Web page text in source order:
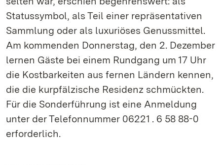
Statussymbol, als Teil einer repräsentativen
Sammlung oder als luxuriöses Genussmittel.
Am kommenden Donnerstag, den 2. Dezember
lernen Gäste bei einem Rundgang um 17 Uhr
die Kostbarkeiten aus fernen Ländern kennen,
die die kurpfälzische Residenz schmückten.
Für die Sonderführung ist eine Anmeldung
unter der Telefonnummer 06221 . 6 58 88-0
erforderlich.